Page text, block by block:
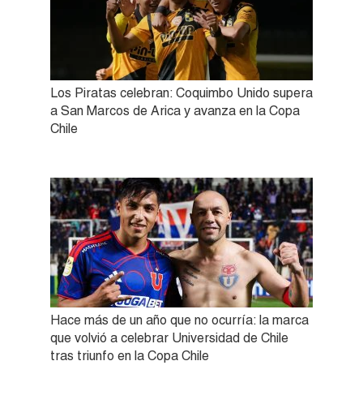
Los Piratas celebran: Coquimbo Unido supera
a San Marcos de Arica y avanza en la Copa
Chile
Hace más de un año que no ocurría: la marca
que volvió a celebrar Universidad de Chile
tras triunfo en la Copa Chile